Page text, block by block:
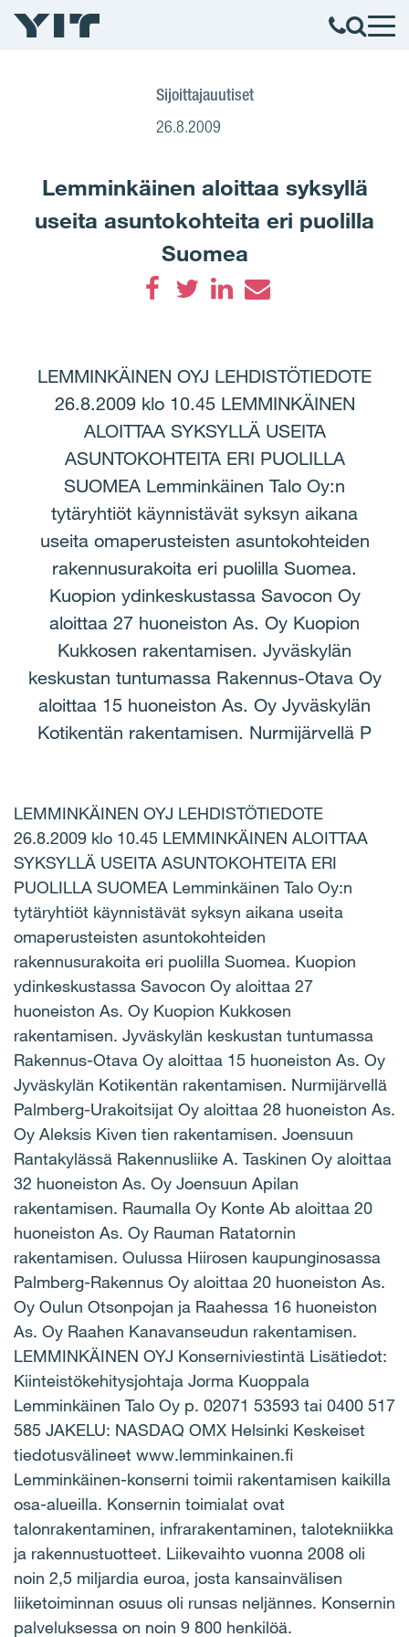
Sijoittajauutiset
26.8.2009
Lemminkäinen aloittaa syksyllä
useita asuntokohteita eri puolilla
Suomea
LEMMINKÄINEN OYJ LEHDISTÖTIEDOTE
26.8.2009 klo 10.45 LEMMINKÄINEN
ALOITTAA SYKSYLLÄ USEITA
ASUNTOKOHTEITA ERI PUOLILLA
SUOMEA Lemminkäinen Talo Oy:n
tytäryhtiöt käynnistävät syksyn aikana
useita omaperusteisten asuntokohteiden
rakennusurakoita eri puolilla Suomea.
Kuopion ydinkeskustassa Savocon Oy
aloittaa 27 huoneiston As. Oy Kuopion
Kukkosen rakentamisen. Jyväskylän
keskustan tuntumassa Rakennus-Otava Oy
aloittaa 15 huoneiston As. Oy Jyväskylän
Kotikentän rakentamisen. Nurmijärvellä P
LEMMINKÄINEN OYJ LEHDISTÖTIEDOTE
26.8.2009 klo 10.45 LEMMINKÄINEN ALOITTAA
SYKSYLLÄ USEITA ASUNTOKOHTEITA ERI
PUOLILLA SUOMEA Lemminkäinen Talo Oy:n
tytäryhtiöt käynnistävät syksyn aikana useita
omaperusteisten asuntokohteiden
rakennusurakoita eri puolilla Suomea. Kuopion
ydinkeskustassa Savocon Oy aloittaa 27
huoneiston As. Oy Kuopion Kukkosen
rakentamisen. Jyväskylän keskustan tuntumassa
Rakennus-Otava Oy aloittaa 15 huoneiston As. Oy
Jyväskylän Kotikentän rakentamisen. Nurmijärvellä
Palmberg-Urakoitsijat Oy aloittaa 28 huoneiston As.
Oy Aleksis Kiven tien rakentamisen. Joensuun
Rantakylässä Rakennusliike A. Taskinen Oy aloittaa
32 huoneiston As. Oy Joensuun Apilan
rakentamisen. Raumalla Oy Konte Ab aloittaa 20
huoneiston As. Oy Rauman Ratatornin
rakentamisen. Oulussa Hiirosen kaupunginosassa
Palmberg-Rakennus Oy aloittaa 20 huoneiston As.
Oy Oulun Otsonpojan ja Raahessa 16 huoneiston
As. Oy Raahen Kanavanseudun rakentamisen.
LEMMINKÄINEN OYJ Konserniviestintä Lisätiedot:
Kiinteistökehitysjohtaja Jorma Kuoppala
Lemminkäinen Talo Oy p. 02071 53593 tai 0400 517
585 JAKELU: NASDAQ OMX Helsinki Keskeiset
tiedotusvälineet www.lemminkainen.fi
Lemminkäinen-konserni toimii rakentamisen kaikilla
osa-alueilla. Konsernin toimialat ovat
talonrakentaminen, infrarakentaminen, talotekniikka
ja rakennustuotteet. Liikevaihto vuonna 2008 oli
noin 2,5 miljardia euroa, josta kansainvälisen
liiketoiminnan osuus oli runsas neljännes. Konsernin
palveluksessa on noin 9 800 henkilöä.